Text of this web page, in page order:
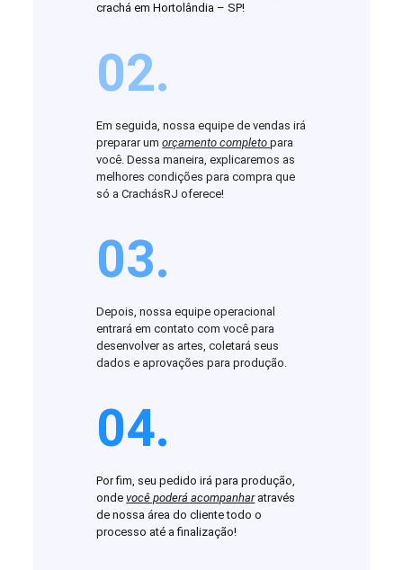
crachá em Hortolândia – SP!
02.
Em seguida, nossa equipe de vendas irá
preparar umorçamento completopara
você. Dessa maneira, explicaremos as
melhores condições para compra que
só a CrachásRJ oferece!
03.
Depois, nossa equipe operacional
entrará em contato com você para
desenvolver as artes, coletará seus
dados e aprovações para produção.
04.
Por fim, seu pedido irá para produção,
ondevocê poderá acompanharatravés
de nossa área do cliente todo o
processo até a finalização!